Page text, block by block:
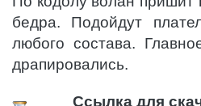
бедра. Подойдут
любого состава.
драпировались.
Ссылка для